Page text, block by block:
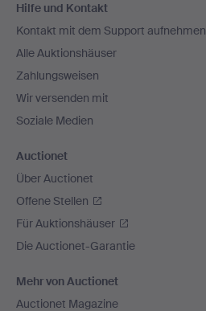
Navigation
Hilfe und Kontakt
Kontakt mit dem Support aufnehmen
Alle Auktionshäuser
Zahlungsweisen
Wir versenden mit
Soziale Medien
Auctionet
Über Auctionet
Offene Stellen
Für Auktionshäuser
Die Auctionet-Garantie
Mehr von Auctionet
Auctionet Magazine